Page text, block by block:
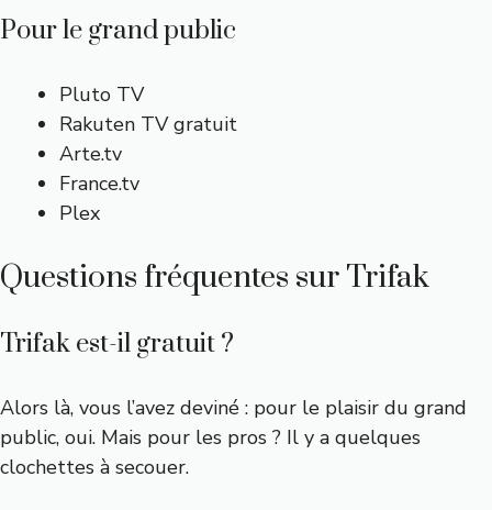
Pour le grand public
Pluto TV
Rakuten TV gratuit
Arte.tv
France.tv
Plex
Questions fréquentes sur Trifak
Trifak est-il gratuit ?
Alors là, vous l’avez deviné : pour le plaisir du grand
public, oui. Mais pour les pros ? Il y a quelques
clochettes à secouer.